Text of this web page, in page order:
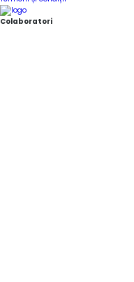
Colaboratori